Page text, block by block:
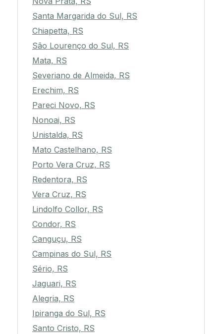
Santa Margarida do Sul, RS
Chiapetta, RS
São Lourenço do Sul, RS
Mata, RS
Severiano de Almeida, RS
Erechim, RS
Pareci Novo, RS
Nonoai, RS
Unistalda, RS
Mato Castelhano, RS
Porto Vera Cruz, RS
Redentora, RS
Vera Cruz, RS
Lindolfo Collor, RS
Condor, RS
Canguçu, RS
Campinas do Sul, RS
Sério, RS
Jaguari, RS
Alegria, RS
Ipiranga do Sul, RS
Santo Cristo, RS